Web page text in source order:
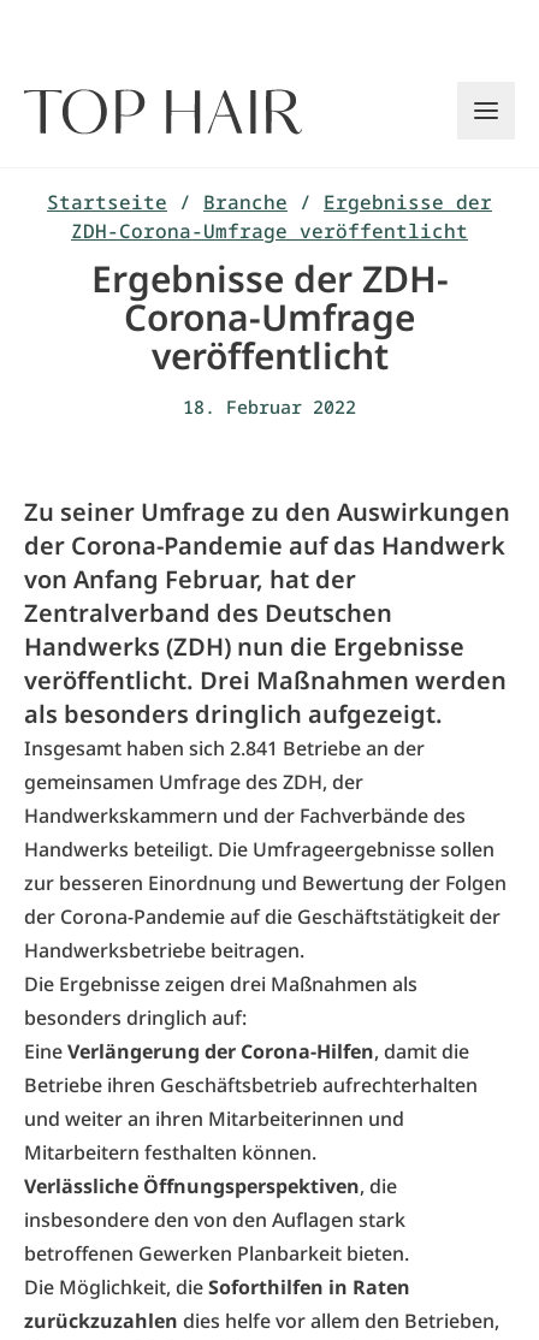
Startseite / Branche / Ergebnisse der
ZDH-Corona-Umfrage veröffentlicht
Ergebnisse der ZDH-
Corona-Umfrage
veröffentlicht
18. Februar 2022
Zu seiner Umfrage zu den Auswirkungen
der Corona-Pandemie auf das Handwerk
von Anfang Februar, hat der
Zentralverband des Deutschen
Handwerks (ZDH) nun die Ergebnisse
veröffentlicht. Drei Maßnahmen werden
als besonders dringlich aufgezeigt.
Insgesamt haben sich 2.841 Betriebe an der
gemeinsamen Umfrage des ZDH, der
Handwerkskammern und der Fachverbände des
Handwerks beteiligt. Die Umfrageergebnisse sollen
zur besseren Einordnung und Bewertung der Folgen
der Corona-Pandemie auf die Geschäftstätigkeit der
Handwerksbetriebe beitragen.
Die Ergebnisse zeigen drei Maßnahmen als
besonders dringlich auf:
EineVerlängerung der Corona-Hilfen, damit die
Betriebe ihren Geschäftsbetrieb aufrechterhalten
und weiter an ihren Mitarbeiterinnen und
Mitarbeitern festhalten können.
Verlässliche Öffnungsperspektiven, die
insbesondere den von den Auflagen stark
betroffenen Gewerken Planbarkeit bieten.
Die Möglichkeit, dieSoforthilfen in Raten
zurückzuzahlen dies helfe vor allem den Betrieben,